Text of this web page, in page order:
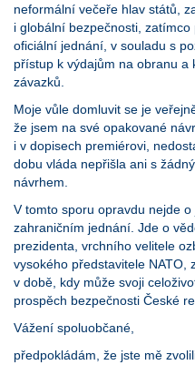
neformální večeře hlav států,
i globální bezpečnosti,
oficiální jednání, v souladu s
přístup k výdajům na obranu a
závazků.
Moje vůle domluvit se je
že jsem na své opakované
i v dopisech premiérovi,
dobu vláda nepřišla ani s
návrhem.
V tomto sporu opravdu nejde
zahraničním jednání. Jde o
prezidenta, vrchního velitele
vysokého představitele NATO,
v době, kdy může svoji
prospěch bezpečnosti České
Vážení spoluobčané,
předpokládám, že jste mě